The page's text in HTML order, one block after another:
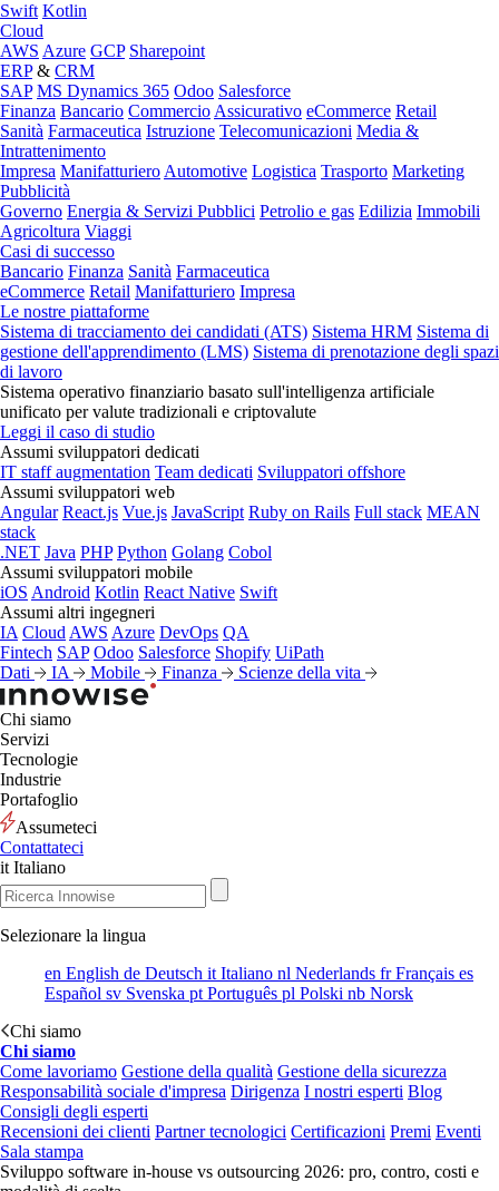
Swift Kotlin
Cloud
AWS Azure GCP Sharepoint
ERP& CRM
SAP MS Dynamics 365 Odoo Salesforce
Finanza Bancario Commercio Assicurativo eCommerce Retail
Sanità Farmaceutica Istruzione Telecomunicazioni Media &
Intrattenimento
Impresa Manifatturiero Automotive Logistica Trasporto Marketing
Pubblicità
Governo Energia & Servizi Pubblici Petrolio e gas Edilizia Immobili
Agricoltura Viaggi
Casi di successo
Bancario Finanza Sanità Farmaceutica
eCommerce Retail Manifatturiero Impresa
Le nostre piattaforme
Sistema di tracciamento dei candidati (ATS) Sistema HRM Sistema di
gestione dell'apprendimento (LMS) Sistema di prenotazione degli spazi
di lavoro
Sistema operativo finanziario basato sull'intelligenza artificiale
unificato per valute tradizionali e criptovalute
Leggi il caso di studio
Assumi sviluppatori dedicati
IT staff augmentation Team dedicati Sviluppatori offshore
Assumi sviluppatori web
Angular React.js Vue.js JavaScript Ruby on Rails Full stack MEAN
stack
.NET Java PHP Python Golang Cobol
Assumi sviluppatori mobile
iOS Android Kotlin React Native Swift
Assumi altri ingegneri
IA Cloud AWS Azure DevOps QA
Fintech SAP Odoo Salesforce Shopify UiPath
Dati
IA Mobile Finanza Scienze della vita
Chi siamo
Servizi
Tecnologie
Industrie
Portafoglio
Assumeteci
Contattateci
it Italiano
Selezionare la lingua
en English de Deutsch it Italiano nl Nederlands frFrançais es
Español sv Svenska pt Português pl Polski nb Norsk
Chi siamo
Chi siamo
Come lavoriamo Gestione della qualità Gestione della sicurezza
Responsabilità sociale d'impresa Dirigenza I nostri esperti Blog
Consigli degli esperti
Recensioni dei clienti Partner tecnologici Certificazioni Premi Eventi
Sala stampa
Sviluppo software in-house vs outsourcing 2026: pro, contro, costi e